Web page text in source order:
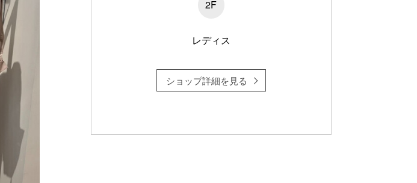
2F
レディス
ショップ詳細を見る